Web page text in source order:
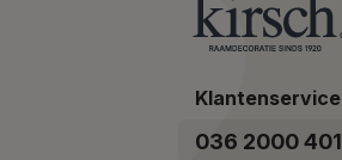
Klantenservice
036 2000 401